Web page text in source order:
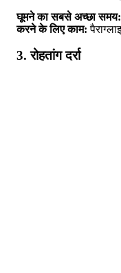
घूमने का सबसे अच्छा समय:
करने के लिए काम:
3. रोहतांग दर्रा